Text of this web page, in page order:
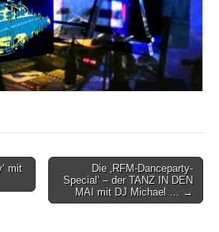
mit
Die ‚RFM-Danceparty-
Special‘ – der TANZ IN DEN
MAI mit DJ Michael … →